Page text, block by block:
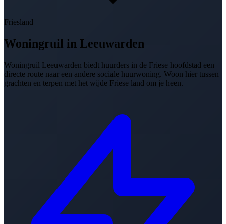
Friesland
Woningruil in Leeuwarden
Woningruil Leeuwarden biedt huurders in de Friese hoofdstad een
directe route naar een andere sociale huurwoning. Woon hier tussen
grachten en terpen met het wijde Friese land om je heen.